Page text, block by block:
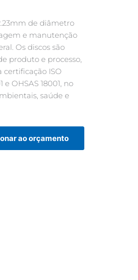
de diâmetro
e manutenção
Os discos são
produto e processo,
certificação ISO
OHSAS 18001, no
saúde e
ao orçamento